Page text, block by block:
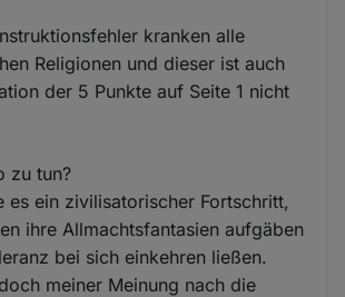
kranken alle
Religionen und dieser ist auch
der 5 Punkte auf Seite 1 nicht
zu tun?
es ein zivilisatorischer Fortschritt,
ihre Allmachtsfantasien aufgäben
bei sich einkehren ließen.
meiner Meinung nach die